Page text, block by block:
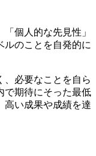
個人的な先見性」
ルのことを自発的に
、必要なことを自ら
で期待にそった最低
高い成果や成績を達